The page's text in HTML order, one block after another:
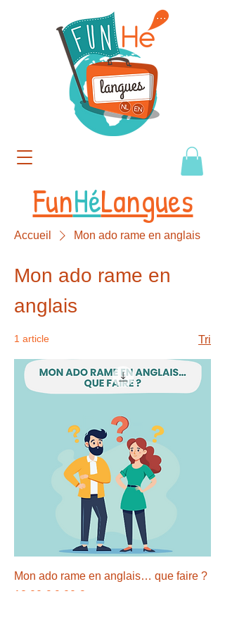
FunHéLangues
Accueil Mon ado rame en anglais
Mon ado rame en
anglais
1 article Tri
Mon ado rame en anglais… que faire ?
Prix original
12,00 € Prix promotionnel
9,00 €